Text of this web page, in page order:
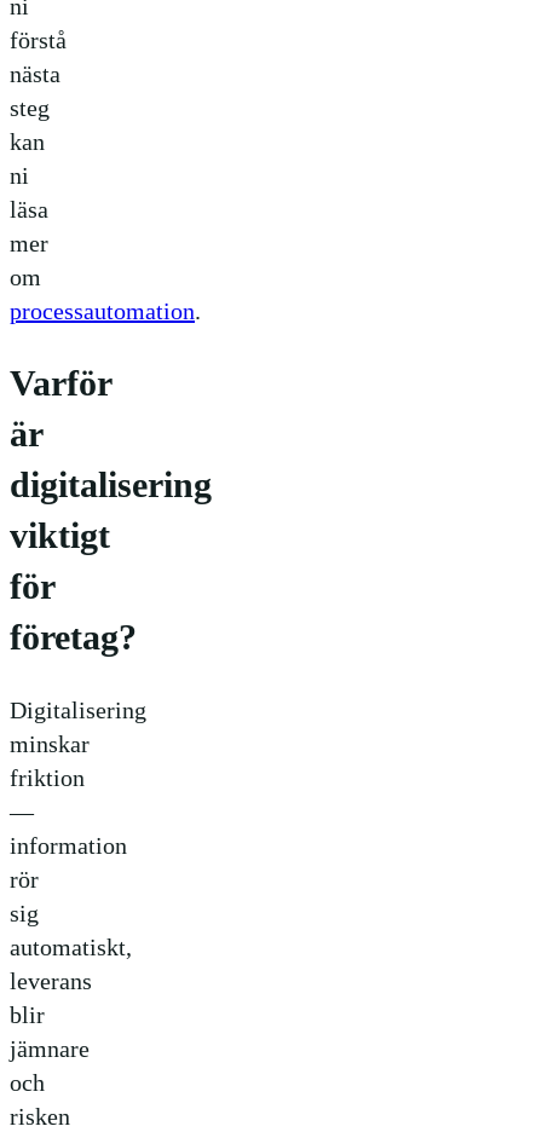
ni
förstå
nästa
steg
kan
ni
läsa
mer
om
processautomation.
Varför
är
digitalisering
viktigt
för
företag?
Digitalisering
minskar
friktion
—
information
rör
sig
automatiskt,
leverans
blir
jämnare
och
risken